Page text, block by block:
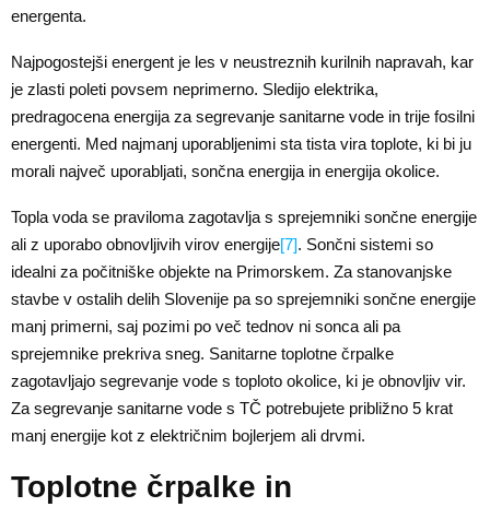
energenta.
Najpogostejši energent je les v neustreznih kurilnih napravah, kar
je zlasti poleti povsem neprimerno. Sledijo elektrika,
predragocena energija za segrevanje sanitarne vode in trije fosilni
energenti. Med najmanj uporabljenimi sta tista vira toplote, ki bi ju
morali največ uporabljati, sončna energija in energija okolice.
Topla voda se praviloma zagotavlja s sprejemniki sončne energije
ali z uporabo obnovljivih virov energije[7]. Sončni sistemi so
idealni za počitniške objekte na Primorskem. Za stanovanjske
stavbe v ostalih delih Slovenije pa so sprejemniki sončne energije
manj primerni, saj pozimi po več tednov ni sonca ali pa
sprejemnike prekriva sneg. Sanitarne toplotne črpalke
zagotavljajo segrevanje vode s toploto okolice, ki je obnovljiv vir.
Za segrevanje sanitarne vode s TČ potrebujete približno 5 krat
manj energije kot z električnim bojlerjem ali drvmi.
Toplotne črpalke in